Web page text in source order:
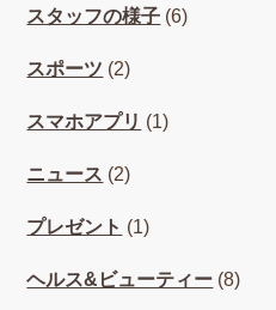
スタッフの様子 (6)
スポーツ (2)
スマホアプリ (1)
ニュース (2)
プレゼント (1)
ヘルス&ビューティー (8)